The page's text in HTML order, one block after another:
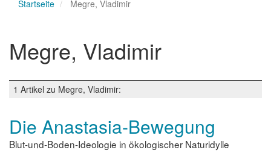
Startseite Megre, Vladimir
Megre, Vladimir
1 Artikel zu Megre, Vladimir:
Die Anastasia-Bewegung
Blut-und-Boden-Ideologie in ökologischer Naturidylle